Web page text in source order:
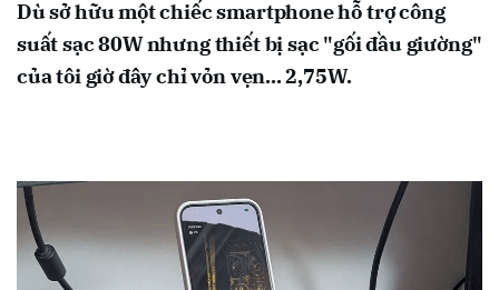
Dù sở hữu một chiếc smartphone hỗ trợ công
suất sạc 80W nhưng thiết bị sạc "gối đầu giường"
của tôi giờ đây chỉ vỏn vẹn... 2,75W.